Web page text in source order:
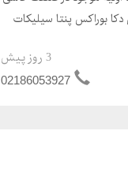
بوراکس پنتا سیلیکات
3 روز پیش
02186053927